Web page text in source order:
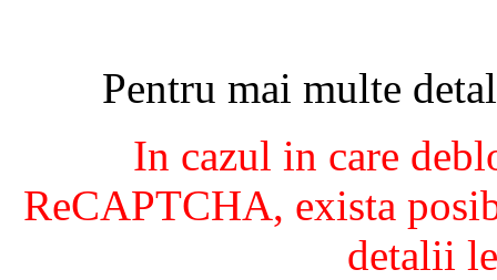
Pentru mai multe
In cazul in care
ReCAPTCHA, exista
detalii